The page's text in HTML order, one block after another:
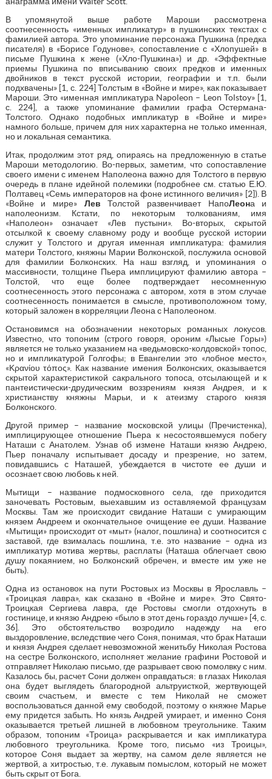
В упомянутой выше работе Мароши рассмотрена
соотнесенность «именных импликатур» в пушкинских текстах с
фамилией автора. Это упоминание персонажа Пушкина (предка
писателя) в «Борисе Годунове», сопоставление с «Хлопушей» в
письме Пушкина к жене («Хло-Пушкина») и др. «Эффектные
приемы Пушкина по вписыванию своих предков и именных
двойников в текст русской истории, географии и т.п. были
подхвачены» [1, с. 224] Толстым в «Войне и мире», как показывает
Мароши. Это «именная импликатура Napoleon – Leon Tolstoy» [1,
с. 224], а также упоминание фамилии графа Остермана-
Толстого. Однако подобных импликатур в «Войне и мире»
намного больше, причем для них характерна не только именная,
но и локальная семантика.
Итак, продолжим этот ряд, опираясь на предложенную в статье
Мароши методологию. Во-первых, заметим, что сопоставление
своего имени с именем Наполеона важно для Толстого в первую
очередь в плане идейной полемики (подробнее см. статью Е.Ю.
Полтавец «Семь императоров на фоне истинного величия» [2]). В
«Войне и мире» Лев Толстой развенчивает НапоЛеона и
наполеонизм. Кстати, по некоторым толкованиям, имя
«Наполеон» означает «Лев пустыни». Во-вторых, скрытой
отсылкой к своему славному роду и вообще русской истории
служит у Толстого и другая именная импликатура: фамилия
матери Толстого, княжны Марии Волконской, послужила основой
для фамилии Болконских. На наш взгляд, и упоминания о
массивности, толщине Пьера имплицируют фамилию автора –
Толстой, что еще более подтверждает несомненную
соотнесенность этого персонажа с автором, хотя в этом случае
соотнесенность понимается в смысле, противоположном тому,
который заложен в корреляции Леона с Наполеоном.
Остановимся на обозначении некоторых романных локусов.
Известно, что топоним (строго говоря, ороним «Лысые Горы»)
является не только указанием на «ведьмовско-колдовской» топос,
но и импликатурой Голгофы; в Евангелии это «лобное место»,
«Κρανίου τόπος». Как название имения Болконских, оказывается
скрытой характеристикой сакрального топоса, отсылающей и к
пантеистически-друдическим воззрениям князя Андрея, и к
христианству княжны Марьи, и к атеизму старого князя
Болконского.
Другой пример – название московской улицы (Пречистенка),
имплицирующее отношение Пьера к несостоявшемуся побегу
Наташи с Анатолем. Узнав об измене Наташи князю Андрею,
Пьер поначалу испытывает досаду и презрение, но затем,
повидавшись с Наташей, убеждается в чистоте ее души и
осознает свою любовь к ней.
Мытищи – название подмосковного села, где приходится
заночевать Ростовым, выехавшим из оставляемой французам
Москвы. Там же происходит свидание Наташи с умирающим
князем Андреем и окончательное очищение ее души. Название
«Мытищи» происходит от «мыт» (налог, пошлина) и соотносится с
заставой, где взималась пошлина, т.е. это название – одна из
импликатур мотива жертвы, расплаты (Наташа облегчает свою
душу покаянием, но Болконский обречен, и вместе им уже не
быть).
Одна из остановок на пути Ростовых из Москвы в Ярославль –
«Троицкая лавра», как сказано в «Войне и мире». Это Свято-
Троицкая Сергиева лавра, где Ростовы смогли отдохнуть в
гостинице, и князю Андрею «было в этот день гораздо лучше» [4, с.
36]. Это обстоятельство возродило надежду на его
выздоровление, вследствие чего Соня, понимая, что брак Наташи
и князя Андрея сделает невозможной женитьбу Николая Ростова
на сестре Болконского, исполняет желание графини Ростовой и
отправляет Николаю письмо, где разрывает свою помолвку с ним.
Казалось бы, расчет Сони должен оправдаться: в глазах Николая
она будет выглядеть благородной альтруисткой, жертвующей
своим счастьем, и вместе с тем Николай не сможет
воспользоваться данной ему свободой, поэтому о княжне Марье
ему придется забыть. Но князь Андрей умирает, и именно Соня
оказывается третьей лишней в любовном треугольнике. Таким
образом, топоним «Троица» раскрывается и как импликатура
любовного треугольника. Кроме того, письмо «из Троицы»,
которое Соня выдает за жертву, на самом деле является не
жертвой, а хитростью, т.е. лукавым помыслом, который не может
быть скрыт от Бога.